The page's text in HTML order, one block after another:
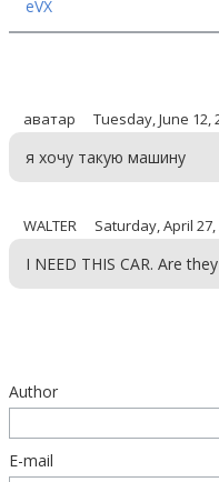
eVX
аватар Tuesday, June 12,
я хочу такую машину
WALTER Saturday, April 27,
I NEED THIS CAR. Are
Author
E-mail